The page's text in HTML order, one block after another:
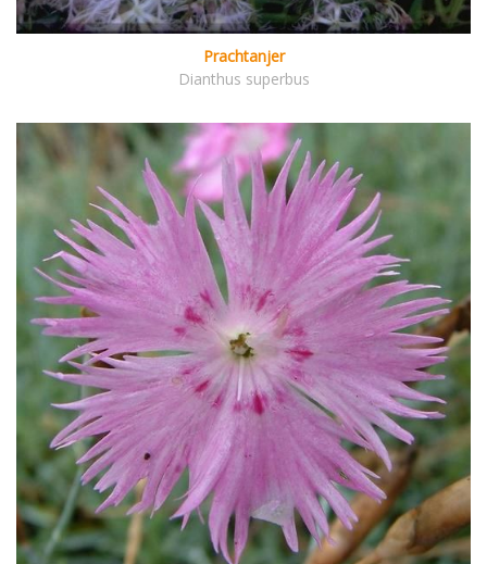
Prachtanjer
Dianthus superbus